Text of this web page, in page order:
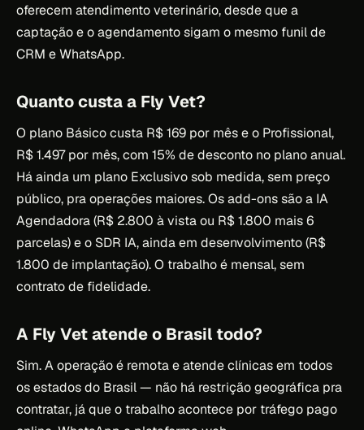
oferecem atendimento veterinário, desde que a
captação e o agendamento sigam o mesmo funil de
CRM e WhatsApp.
Quanto custa a Fly Vet?
O plano Básico custa R$ 169 por mês e o Profissional,
R$ 1.497 por mês, com 15% de desconto no plano anual.
Há ainda um plano Exclusivo sob medida, sem preço
público, pra operações maiores. Os add-ons são a IA
Agendadora (R$ 2.800 à vista ou R$ 1.800 mais 6
parcelas) e o SDR IA, ainda em desenvolvimento (R$
1.800 de implantação). O trabalho é mensal, sem
contrato de fidelidade.
A Fly Vet atende o Brasil todo?
Sim. A operação é remota e atende clínicas em todos
os estados do Brasil — não há restrição geográfica pra
contratar, já que o trabalho acontece por tráfego pago